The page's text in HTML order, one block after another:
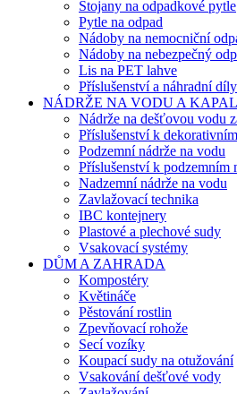
Stojany na odpadkové pytle
Pytle na odpad
Nádoby na nemocniční
Nádoby na nebezpečný
Lis na PET lahve
Příslušenství a náhradní díly
NÁDRŽE NA VODU A
Nádrže na dešťovou vodu
Příslušenství k
Podzemní nádrže na vodu
Příslušenství k podzemním
Nadzemní nádrže na vodu
Zavlažovací technika
IBC kontejnery
Plastové a plechové sudy
Vsakovací systémy
DŮM A ZAHRADA
Kompostéry
Květináče
Pěstování rostlin
Zpevňovací rohože
Secí vozíky
Koupací sudy na otužování
Vsakování dešťové vody